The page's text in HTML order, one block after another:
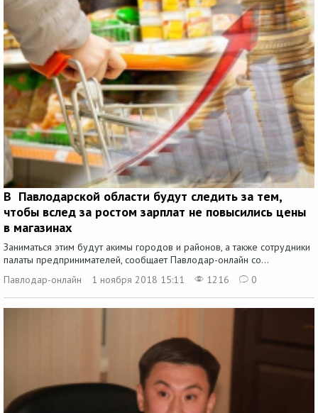
В Павлодарской области будут следить за тем,
чтобы вслед за ростом зарплат не повысились цены
в магазинах
Заниматься этим будут акимы городов и районов, а также сотрудники
палаты предпринимателей, сообщает Павлодар-онлайн со...
Павлодар-онлайн
1 ноября 2018 15:11 1216 0